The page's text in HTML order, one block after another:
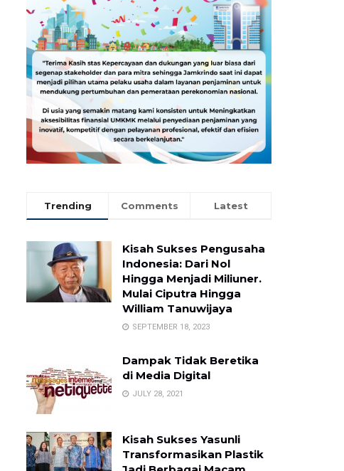
Trending Comments Latest
Kisah Sukses Pengusaha
Indonesia: Dari Nol
Hingga Menjadi Miliuner.
Mulai Ciputra Hingga
William Tanuwijaya
SEPTEMBER 18, 2023
Dampak Tidak Beretika
di Media Digital
JULY 28, 2021
Kisah Sukses Yasunli
Transformasikan Plastik